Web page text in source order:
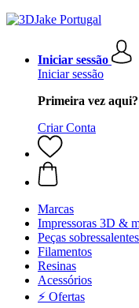
Iniciar sessão
Iniciar sessão
Primeira vez aqui?
Criar Conta
Marcas
Impressoras 3D &
Peças
Filamentos
Resinas
Acessórios
⚡ Ofertas